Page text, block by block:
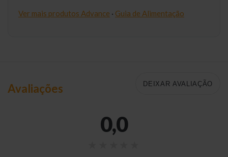
Ver mais produtos Advance · Guia de Alimentação
Avaliações DEIXAR AVALIAÇÃO
0,0